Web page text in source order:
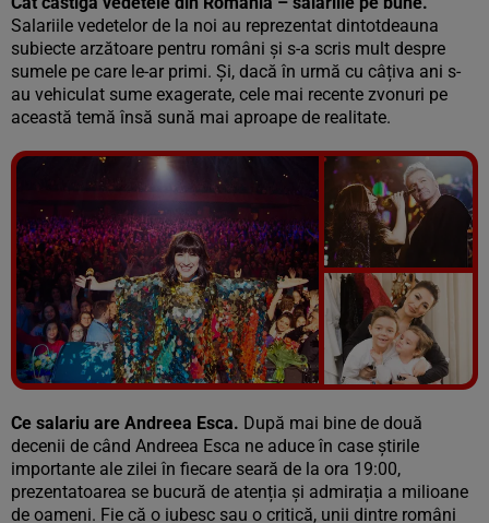
Salariile vedetelor de la noi au reprezentat dintotdeauna
subiecte arzătoare pentru români și s-a scris mult despre
sumele pe care le-ar primi. Și, dacă în urmă cu câțiva ani s-
au vehiculat sume exagerate, cele mai recente zvonuri pe
această temă însă sună mai aproape de realitate.
Vezi galeria foto
20 poze
Ce salariu are Andreea Esca. După mai bine de două
decenii de când Andreea Esca ne aduce în case știrile
importante ale zilei în fiecare seară de la ora 19:00,
prezentatoarea se bucură de atenția și admirația a milioane
de oameni. Fie că o iubesc sau o critică, unii dintre români